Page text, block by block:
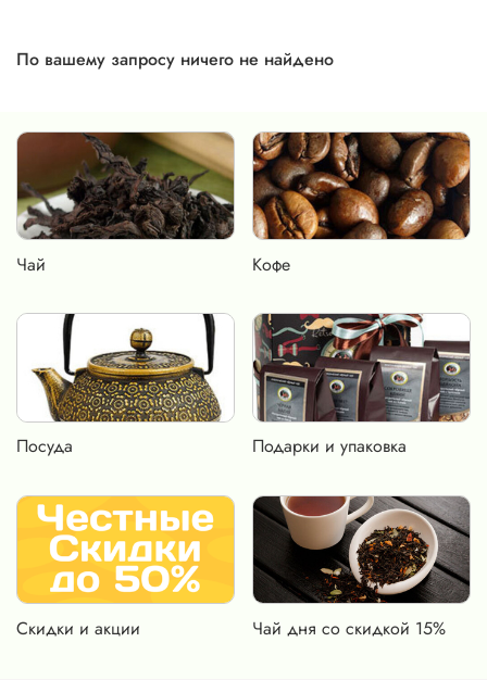
По вашему запросу ничего не найдено
Чай Кофе
Посуда Подарки и упаковка
Скидки и акции Чай дня со скидкой 15%